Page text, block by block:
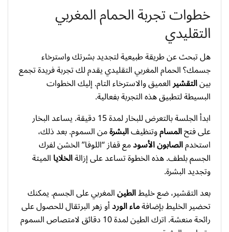
خطوات تجربة الحمام المغربي
التقليدي
هل تبحث عن طريقة طبيعية لتجديد بشرتك واسترخاء
جسمك؟ الحمام المغربي التقليدي يقدم لك تجربة فريدة تجمع
بينالتقشيرالعميق والاسترخاء التام. إليك الخطوات
البسيطة لتطبيق هذه التجربة بفعالية.
ابدأ الجلسة بالتعرض للبخار لمدة 15 دقيقة. يساعد البخار
على فتحالمساموتنظيفالبشرةمن السموم. بعد ذلك،
استخدمالصابون الأسودمع قفاز “اللوفا” الخشن لفرك
الجسم بلطف. هذه الخطوة تساعد على إزالةالخلاياالميتة
وتجديد البشرة.
بعد التقشير، ضع خليطالطينالمغربي على الجسم. يمكنك
تحضير الخليط بإضافةماء الوردأو زهر البرتقال للحصول على
رائحة منعشة. اترك الطين لمدة 10 دقائق لامتصاص السموم